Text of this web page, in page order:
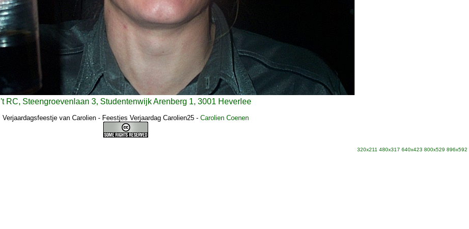
't RC, Steengroevenlaan 3, Studentenwijk Arenberg 1, 3001 Heverlee
Verjaardagsfeestje van Carolien - Feestjes Verjaardag Carolien25 - Carolien Coenen
320x211 480x317 640x423 800x529 896x592